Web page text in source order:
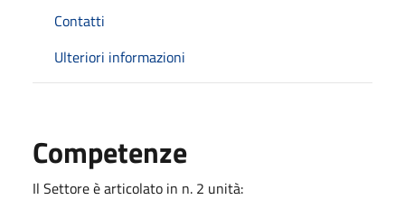
Contatti
Ulteriori informazioni
Competenze
Il Settore è articolato in n. 2 unità: